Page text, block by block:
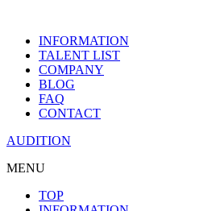
INFORMATION
TALENT LIST
COMPANY
BLOG
FAQ
CONTACT
AUDITION
MENU
TOP